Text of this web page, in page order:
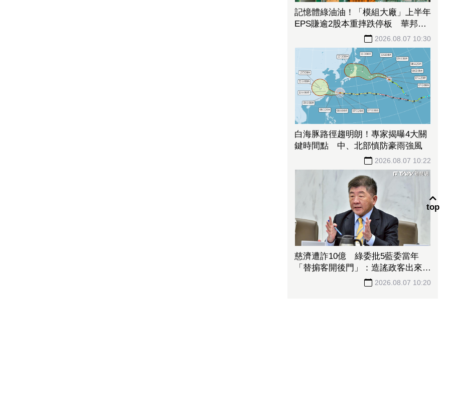
記憶體綠油油！「模組大廠」上半年
EPS賺逾2股本重摔跌停板 華邦
電、南亞科恐止步連5紅2026.08.07 10:30
白海豚路徑趨明朗！專家揭曝4大關
鍵時間點 中、北部慎防豪雨強風
2026.08.07 10:22
慈濟遭詐10億 綠委批5藍委當年
「替掮客開後門」：造謠政客出來道
2026.08.07 10:20
top